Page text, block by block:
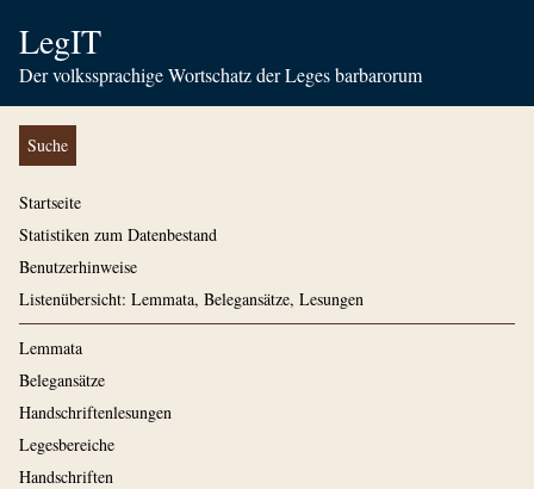
LegIT
Der volkssprachige Wortschatz der Leges barbarorum
Suche
Startseite
Statistiken zum Datenbestand
Benutzerhinweise
Listenübersicht: Lemmata, Belegansätze, Lesungen
Lemmata
Belegansätze
Handschriftenlesungen
Legesbereiche
Handschriften